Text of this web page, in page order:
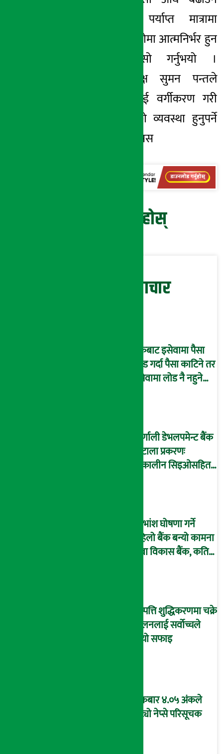
रासायनिक मल पर्याप्त मात्रामा
नभित्रिएका कारण सोमा आत्मनिर्भर हुन
नसकिरहेको दुःखेसो गर्नुभयो ।
महासंघका उपाध्यक्ष सुमन पन्तले
मुलुकका किसानलाई वर्गीकरण गरी
त्यसै अनुरुप मलको व्यवस्था हुनुपर्ने
औँल्याउनुभयो । -रासस
प्रतिक्रिया दिनुहोस्
सम्बन्धित समाचार
बैंकबाट इसेवामा पैसा
लोड गर्दा पैसा काटिने तर
इसेवामा लोड नै नहुने
कर्णाली डेभलपमेन्ट बैंक
घोटाला प्रकरणः
तत्कालीन सिइओसहित
लाभांश घोषणा गर्ने
पहिलो बैंक बन्यो कामना
सेवा विकास बैंक, कति
सम्पत्ति शुद्धिकरणमा चक्रे
मिलनलाई सर्वोच्चले
दियो सफाइ
शुक्रबार ४.०५ अंकले
घट्यो नेप्से परिसूचक